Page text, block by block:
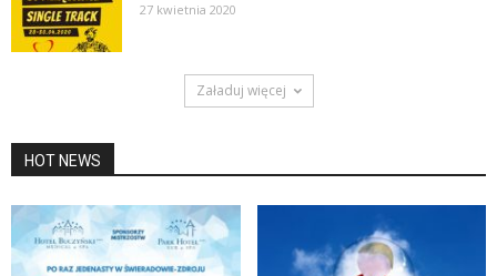
27 kwietnia 2020
Załaduj więcej
HOT NEWS